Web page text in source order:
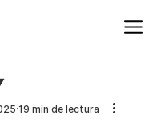
19 min de lectura